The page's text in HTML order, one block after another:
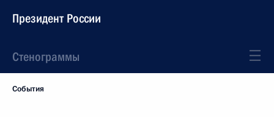
Президент России
Стенограммы
События